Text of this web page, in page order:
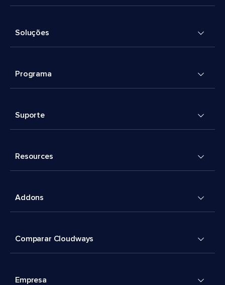
Soluções
Programa
Suporte
Resources
Addons
Comparar Cloudways
Empresa